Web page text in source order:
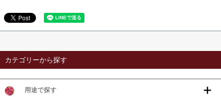
カテゴリーから探す
用途で探す